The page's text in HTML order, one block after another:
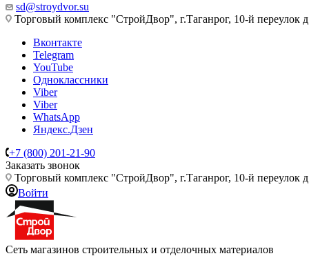
sd@stroydvor.su
Торговый комплекс "СтройДвор", г.Таганрог, 10-й переулок
Вконтакте
Telegram
YouTube
Одноклассники
Viber
Viber
WhatsApp
Яндекс.Дзен
+7 (800) 201-21-90
Заказать звонок
Торговый комплекс "СтройДвор", г.Таганрог, 10-й переулок
Войти
Сеть магазинов строительных и отделочных материалов